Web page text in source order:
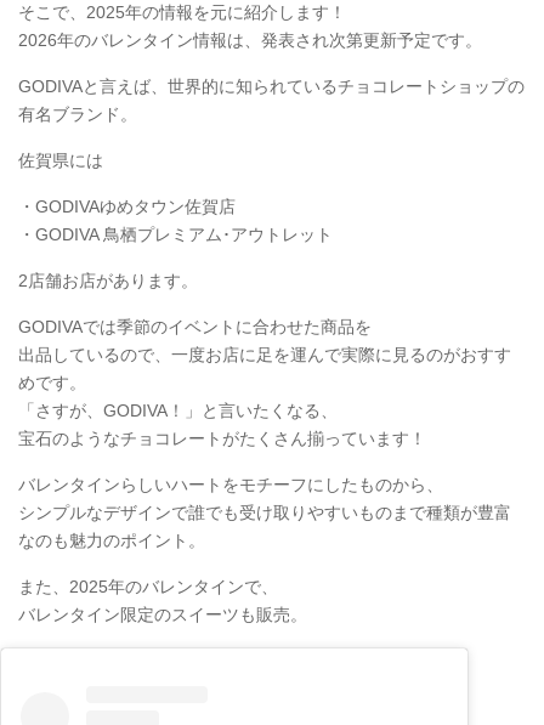
そこで、2025年の情報を元に紹介します！
2026年のバレンタイン情報は、発表され次第更新予定です。
GODIVAと言えば、世界的に知られているチョコレートショップの
有名ブランド。
佐賀県には
・GODIVAゆめタウン佐賀店
・GODIVA 鳥栖プレミアム･アウトレット
2店舗お店があります。
GODIVAでは季節のイベントに合わせた商品を
出品しているので、一度お店に足を運んで実際に見るのがおすす
めです。
「さすが、GODIVA！」と言いたくなる、
宝石のようなチョコレートがたくさん揃っています！
バレンタインらしいハートをモチーフにしたものから、
シンプルなデザインで誰でも受け取りやすいものまで種類が豊富
なのも魅力のポイント。
また、2025年のバレンタインで、
バレンタイン限定のスイーツも販売。